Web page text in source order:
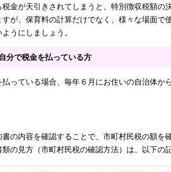
税金が天引きされてしまうと、特別徴収税額の
すが、保育料の計算だけでなく、様々な場面で
うにしましょう。
分で税金を払っている方
払っている場合、毎年６月にお住いの自治体か
書の内容を確認することで、市町村民税の額を
の見方（市町村民税の確認方法）は、以下の